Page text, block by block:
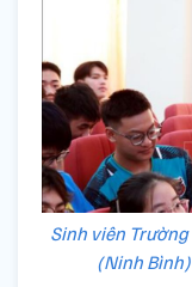
Sinh viên
(Ninh